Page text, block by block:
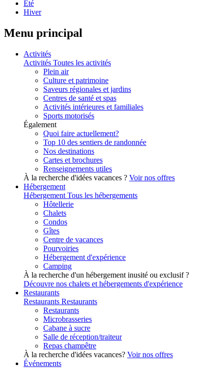
Été
Hiver
Menu principal
Activités
Activités Toutes les activités
Plein air
Culture et patrimoine
Saveurs régionales et jardins
Centres de santé et spas
Activités intérieures et familiales
Sports motorisés
Également
Quoi faire actuellement?
Top 10 des sentiers de randonnée
Nos destinations
Cartes et brochures
Renseignements utiles
À la recherche d'idées vacances ? Voir nos offres
Hébergement
Hébergement Tous les hébergements
Hôtellerie
Chalets
Condos
Gîtes
Centre de vacances
Pourvoiries
Hébergement d'expérience
Camping
À la recherche d'un hébergement inusité ou exclusif ?
Découvre nos chalets et hébergements d'expérience
Restaurants
Restaurants Restaurants
Restaurants
Microbrasseries
Cabane à sucre
Salle de réception/traiteur
Repas champêtre
À la recherche d'idées vacances? Voir nos offres
Événements